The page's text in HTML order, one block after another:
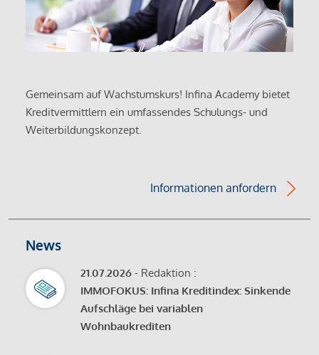
Gemeinsam auf Wachstumskurs! Infina Academy bietet
Kreditvermittlern ein umfassendes Schulungs- und
Weiterbildungskonzept.
Informationen anfordern
News
21.07.2026 - Redaktion :
IMMOFOKUS: Infina Kreditindex: Sinkende
Aufschläge bei variablen
Wohnbaukrediten